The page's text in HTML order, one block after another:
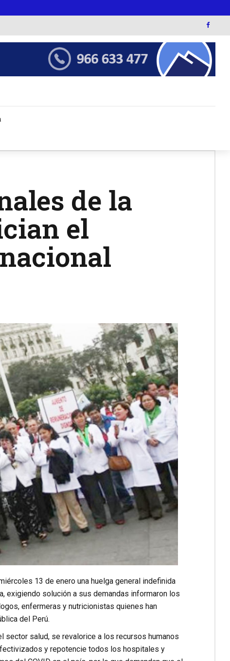
de la
el
13 de enero una huelga general indefinida
exigiendo solución a sus demandas informaron los
enfermeras y nutricionistas quienes han
del Perú.
sector salud, se revalorice a los recursos humanos
y repotencie todos los hospitales y